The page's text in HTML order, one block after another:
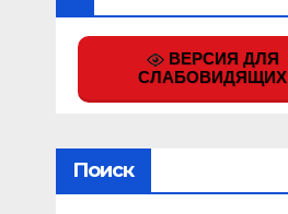
ВЕРСИЯ ДЛЯ
СЛАБОВИДЯЩИХ
Поиск